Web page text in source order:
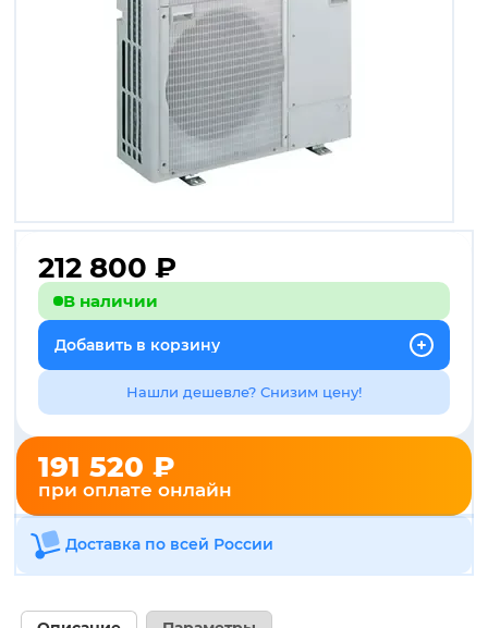
212 800 ₽
В наличии
Добавить в корзину
Нашли дешевле? Снизим цену!
191 520 ₽
при оплате онлайн
Доставка по всей России